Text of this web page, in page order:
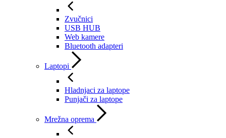
Zvučnici
USB HUB
Web kamere
Bluetooth adapteri
Laptopi
Hladnjaci za laptope
Punjači za laptope
Mrežna oprema